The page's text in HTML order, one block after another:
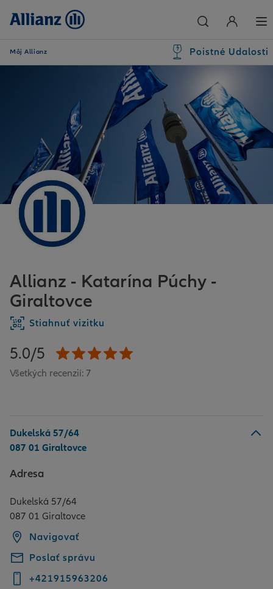
Môj Allianz Poistné Udalosti
Allianz - Katarína Púchy -
Giraltovce
Stiahnuť vizitku
5.0/5
Všetkých recenzií: 7
Dukelská 57/64
087 01 Giraltovce
Adresa
Dukelská 57/64
087 01 Giraltovce
Navigovať
Poslať správu
+421915963206